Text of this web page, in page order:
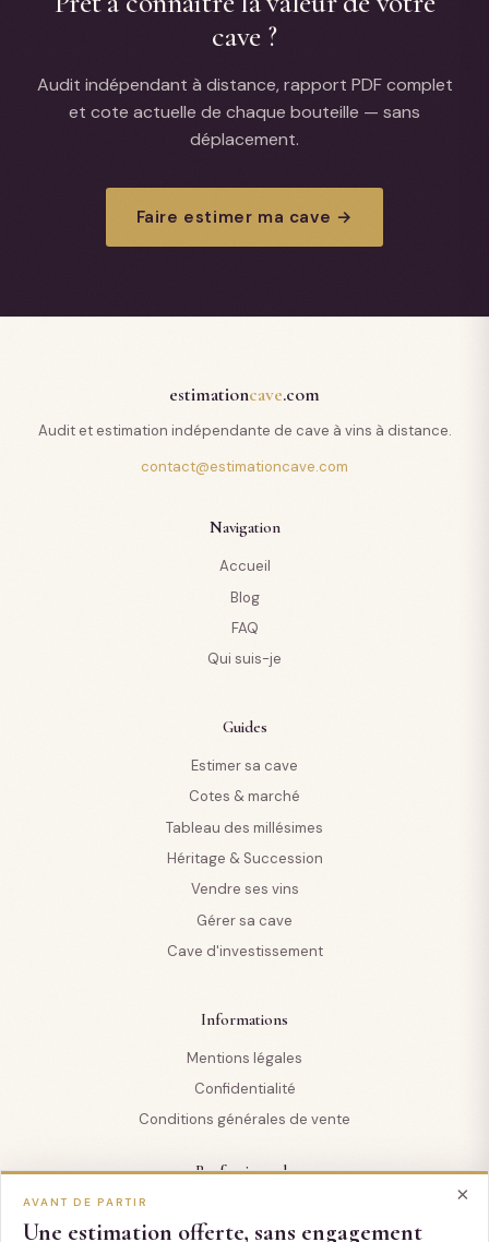
cave ?
Audit indépendant à distance, rapport PDF complet
et cote actuelle de chaque bouteille — sans
déplacement.
Faire estimer ma cave →
estimationcave.com
Audit et estimation indépendante de cave à vins à distance.
contact@estimationcave.com
Navigation
Accueil
Blog
FAQ
Qui suis-je
Guides
Estimer sa cave
Cotes & marché
Tableau des millésimes
Héritage & Succession
Vendre ses vins
Gérer sa cave
Cave d'investissement
Informations
Mentions légales
Confidentialité
Conditions générales de vente
Professionnels
×
AVANT DE PARTIR
Une estimation offerte, sans engagement